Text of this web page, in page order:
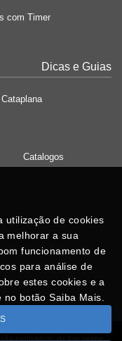
com Timer
Dicas e Guias
Catalogos
exclusivos da loja online
utilização de cookies
melhorar a sua
funcionamento de
para análise de
estes cookies e a
botão Saiba Mais.